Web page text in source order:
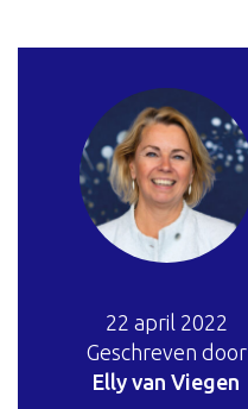
22 april 2022
Geschreven door
Elly van Viegen